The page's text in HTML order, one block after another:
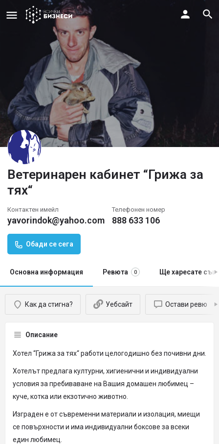
Ветеринарен кабинет “Грижа за
тях“
Контактен имейл
yavorindok@yahoo.com
Телефонен номер
888 633 106
Обади се сега
Основна информация Ревюта 0 Ще харесате
Как да стигна? Уебсайт Остави ревю
Описание
Хотел “Грижа за тях“ работи целогодишно без почивни дни.
Хотелът предлага културни, хигиенични и индивидуални
условия за пребиваване на Вашия домашен любимец –
куче, котка или екзотично животно.
Изграден е от съвременни материали и изолация, миещи
се повърхности и има индивидуални боксове за всеки
един любимец.